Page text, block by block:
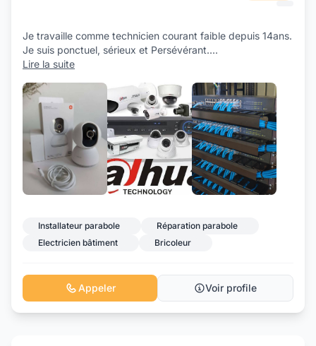
Je travaille comme technicien courant faible depuis 14ans.
Je suis ponctuel, sérieux et Persévérant....
Lire la suite
Installateur parabole
Réparation parabole
Electricien bâtiment
Bricoleur
Appeler Voir profile